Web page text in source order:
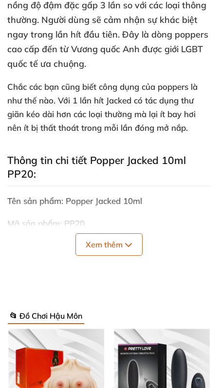
nồng độ đậm đặc gấp 3 lần so với các loại thông
thường. Người dùng sẽ cảm nhận sự khác biệt
ngay trong lần hít đầu tiên. Đây là dòng poppers
cao cấp đến từ Vương quốc Anh được giới LGBT
quốc tế ưa chuộng.
Chắc các bạn cũng biết công dụng của poppers là
như thế nào. Với 1 lần hít Jacked có tác dụng thư
giãn kéo dài hơn các loại thường mà lại ít bay hơi
nên ít bị thất thoát trong mỗi lần đóng mở nắp.
Thông tin chi tiết Popper Jacked 10ml
PP20:
Tên sản phẩm: Popper Jacked 10ml
Mã sản phẩm: PP20
Tính năng: Tăng cường hưng phấn cho cuộc yêu
Thành phần: Isobutyl nitrite.
Nồng độ: Đậm đặc.
Xuất xứ: Anh Quốc.
Xem thêm
📂 Đồ Chơi Hậu Môn